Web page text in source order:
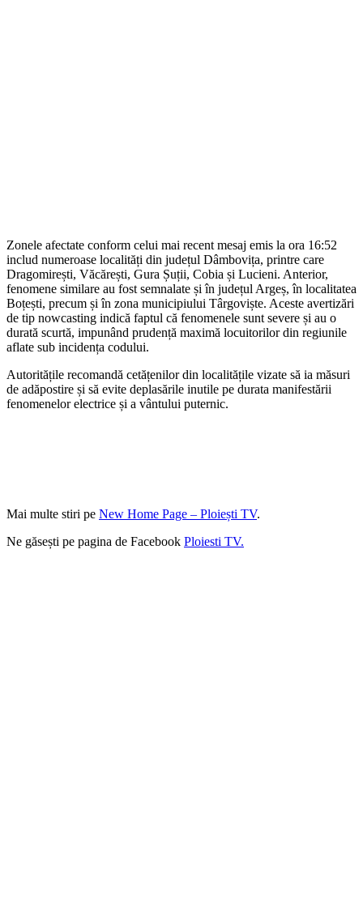
Zonele afectate conform celui mai recent mesaj emis la ora 16:52
includ numeroase localități din județul Dâmbovița, printre care
Dragomirești, Văcărești, Gura Șuții, Cobia și Lucieni. Anterior,
fenomene similare au fost semnalate și în județul Argeș, în localitatea
Boțești, precum și în zona municipiului Târgoviște. Aceste avertizări
de tip nowcasting indică faptul că fenomenele sunt severe și au o
durată scurtă, impunând prudență maximă locuitorilor din regiunile
aflate sub incidența codului.
Autoritățile recomandă cetățenilor din localitățile vizate să ia măsuri
de adăpostire și să evite deplasările inutile pe durata manifestării
fenomenelor electrice și a vântului puternic.
Mai multe stiri pe New Home Page – Ploiești TV.
Ne găsești pe pagina de Facebook Ploiesti TV.